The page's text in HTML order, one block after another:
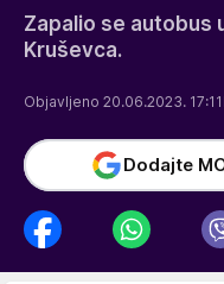
Zapalio se autobus
Kruševca.
Objavljeno 20.06.2023.
Dodajte